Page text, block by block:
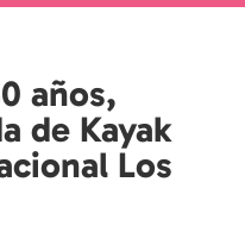
años,
de Kayak
Los